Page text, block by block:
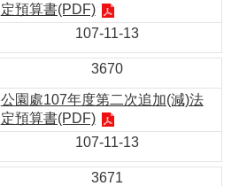
定預算書(PDF)
107-11-13
3670
公園處107年度第二次追加(減)法
定預算書(PDF)
107-11-13
3671